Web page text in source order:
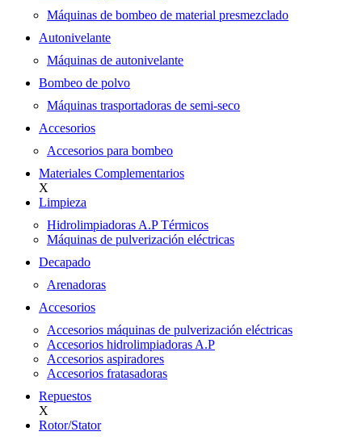
Máquinas de bombeo de material presmezclado
Autonivelante
Máquinas de autonivelante
Bombeo de polvo
Máquinas trasportadoras de semi-seco
Accesorios
Accesorios para bombeo
Materiales Complementarios
X
Limpieza
Hidrolimpiadoras A.P Térmicos
Máquinas de pulverización eléctricas
Decapado
Arenadoras
Accesorios
Accesorios máquinas de pulverización eléctricas
Accesorios hidrolimpiadoras A.P
Accesorios aspiradores
Accesorios fratasadoras
Repuestos
X
Rotor/Stator